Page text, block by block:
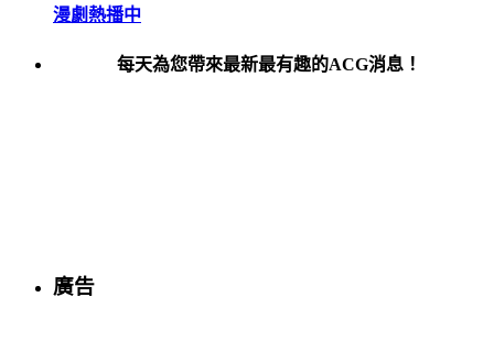
漫劇熱播中
每天為您帶來最新最有趣的ACG消息！
廣告